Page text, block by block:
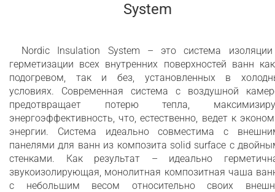
System
Nordic Insulation System – это система
герметизации всех внутренних поверхностей ванн
подогревом, так и без, установленных в
условиях. Современная система с воздушной
предотвращает потерю тепла,
энергоэффективность, что, естественно, ведет к
энергии. Система идеально совместима с
панелями для ванн из композита solid surface с
стенками. Как результат – идеально
звукоизолирующая, монолитная композитная чаша
с небольшим весом относительно своих